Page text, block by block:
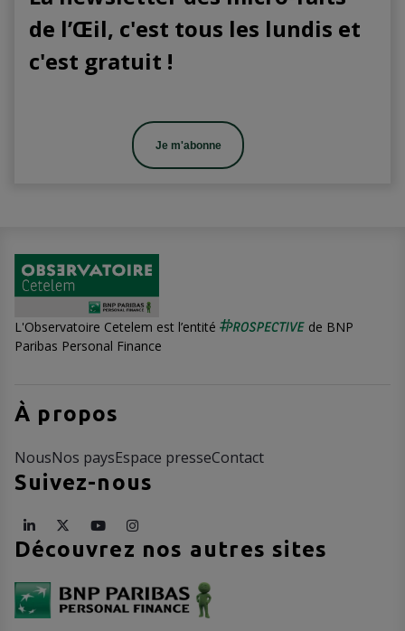
de l’Œil, c'est tous les lundis et
c'est gratuit !
Je m'abonne
L'Observatoire Cetelem est l’entité
de BNP
Paribas Personal Finance
À propos
NousNos paysEspace presseContact
Suivez-nous
Découvrez nos autres sites